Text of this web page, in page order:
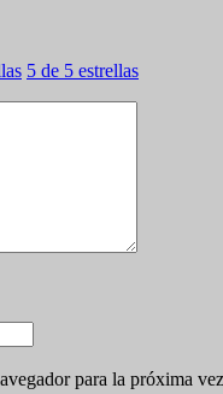
5 de 5 estrellas
para la próxima